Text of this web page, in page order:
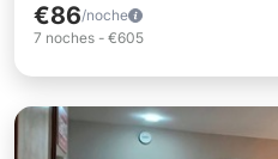
€86/noche
7 noches - €605